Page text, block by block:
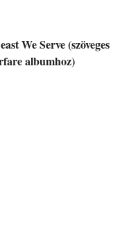
We Serve (szöveges
albumhoz)